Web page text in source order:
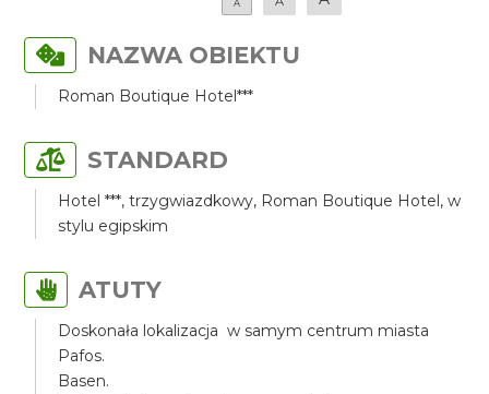
A
NAZWA OBIEKTU
Roman Boutique Hotel***
STANDARD
Hotel ***, trzygwiazdkowy, Roman Boutique Hotel, w
stylu egipskim
ATUTY
Doskonała lokalizacja w samym centrum miasta
Pafos.
Basen.